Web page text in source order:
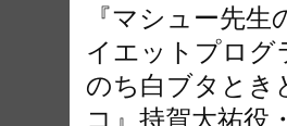
『マシュー先生
イエットプログ
のち白ブタとき
コ』持賀大祐役